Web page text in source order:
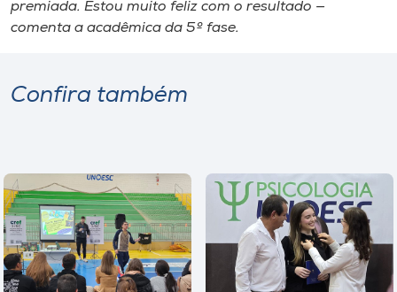
premiada. Estou muito feliz com o resultado —
comenta a acadêmica da 5º fase.
Confira também